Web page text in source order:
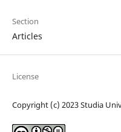
Section
Articles
License
Copyright (c) 2023 Studia